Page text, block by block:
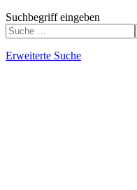
Suchbegriff eingeben
Erweiterte Suche